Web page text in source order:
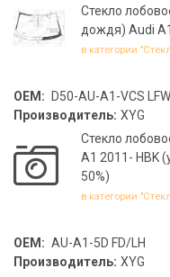
Стекло
дождя) Audi
в категории
OEM:
D50-AU-A1-VCS
Производитель: XYG
Стекло
A1 2011- HBK
50%)
в категории
OEM: AU-A1-5D FD/LH
Производитель: XYG